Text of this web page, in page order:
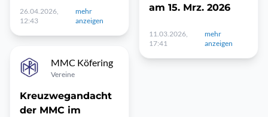
26.04.2026,
12:43
mehr
anzeigen
MMC Köfering
Vereine
Kreuzwegandacht
der MMC im
am 15. Mrz. 2026
11.03.2026,
17:41
mehr
anzeigen